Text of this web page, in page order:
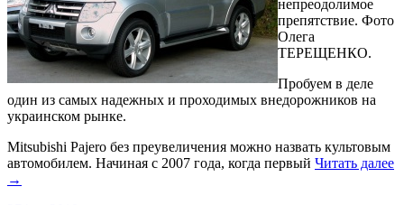
непреодолимое
препятствие. Фото
Олега
ТЕРЕЩЕНКО.
Пробуем в деле
один из самых надежных и проходимых внедорожников на
украинском рынке.
Mitsubishi Pajero без преувеличения можно назвать культовым
автомобилем. Начиная с 2007 года, когда первый Читать далее
→